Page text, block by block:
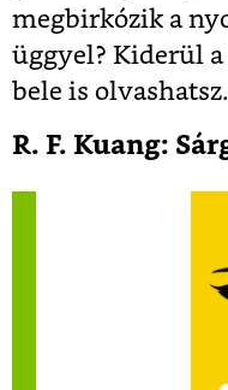
megbirkózik a
üggyel? Kiderül
bele is olvashatsz.
R. F. Kuang: